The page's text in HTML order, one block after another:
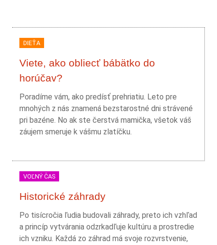
DIEŤA
Viete, ako obliecť bábätko do
horúčav?
Poradíme vám, ako predísť prehriatiu. Leto pre
mnohých z nás znamená bezstarostné dni strávené
pri bazéne. No ak ste čerstvá mamička, všetok váš
záujem smeruje k vášmu zlatíčku.
VOĽNÝ ČAS
Historické záhrady
Po tisícročia ľudia budovali záhrady, preto ich vzhľad
a princíp vytvárania odzrkadľuje kultúru a prostredie
ich vzniku. Každá zo záhrad má svoje rozvrstvenie,